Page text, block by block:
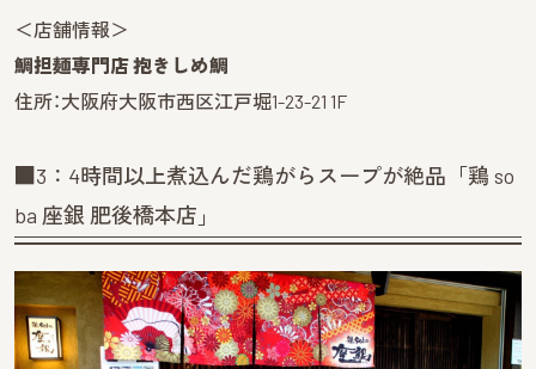
＜店舗情報＞
鯛担麺専門店 抱きしめ鯛
住所：大阪府大阪市西区江戸堀1-23-21 1F
■3：4時間以上煮込んだ鶏がらスープが絶品「鶏 so
ba 座銀 肥後橋本店」